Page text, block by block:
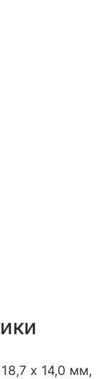
x 14,0 мм,